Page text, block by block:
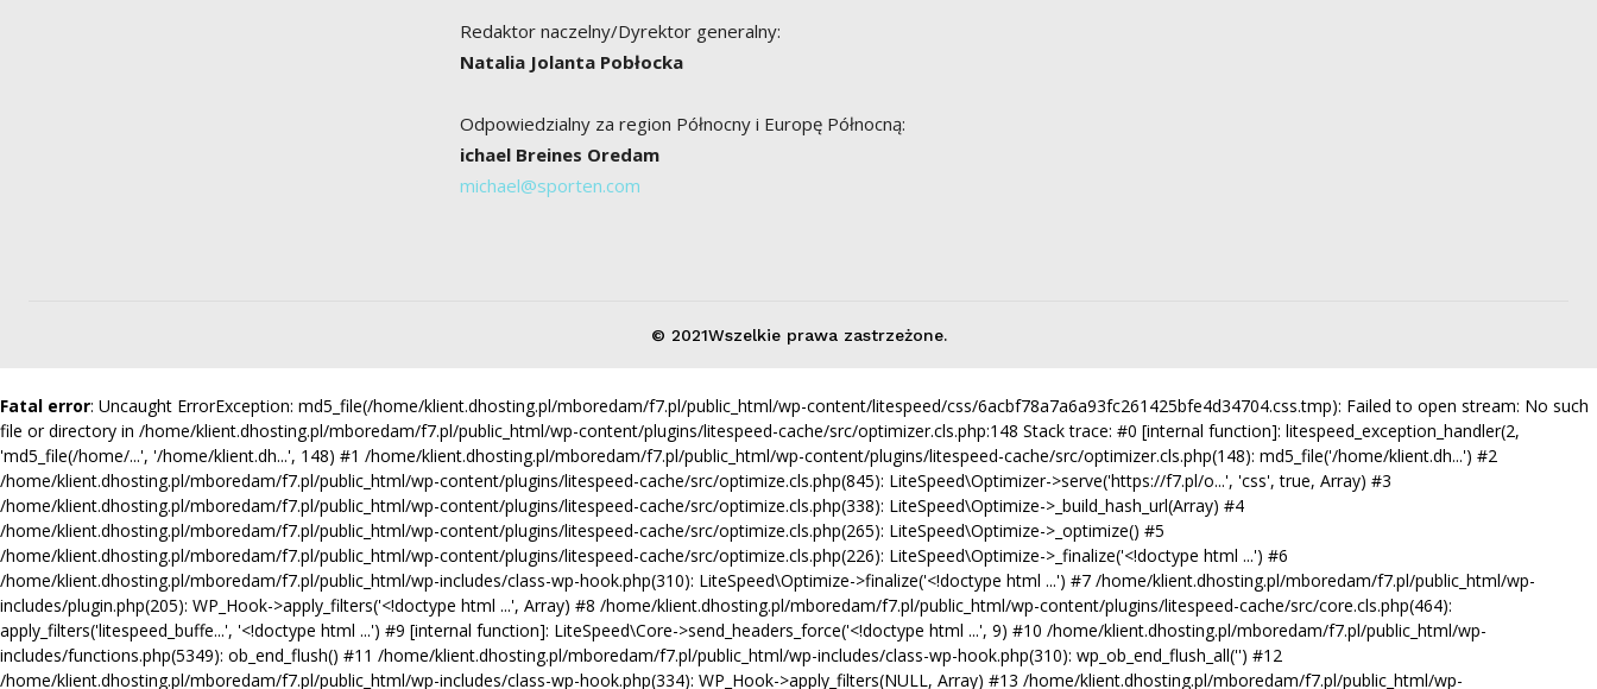
Redaktor naczelny/Dyrektor generalny:
Natalia Jolanta Pobłocka
Odpowiedzialny za region Północny i Europę Północną:
ichael Breines Oredam
michael@sporten.com
© 2021Wszelkie prawa zastrzeżone.
Fatal error: Uncaught ErrorException: md5_file(/home/klient.dhosting.pl/mboredam/f7.pl/public_html/wp-content/litespeed/css/6acbf78a7a6a93fc261425bfe4d34704.css.tmp): Failed to open stream: No such
file or directory in /home/klient.dhosting.pl/mboredam/f7.pl/public_html/wp-content/plugins/litespeed-cache/src/optimizer.cls.php:148 Stack trace: #0 [internal function]: litespeed_exception_handler(2,
'md5_file(/home/...', '/home/klient.dh...', 148) #1 /home/klient.dhosting.pl/mboredam/f7.pl/public_html/wp-content/plugins/litespeed-cache/src/optimizer.cls.php(148): md5_file('/home/klient.dh...') #2
/home/klient.dhosting.pl/mboredam/f7.pl/public_html/wp-content/plugins/litespeed-cache/src/optimize.cls.php(845): LiteSpeed\Optimizer->serve('https://f7.pl/o...', 'css', true, Array) #3
/home/klient.dhosting.pl/mboredam/f7.pl/public_html/wp-content/plugins/litespeed-cache/src/optimize.cls.php(338): LiteSpeed\Optimize->_build_hash_url(Array) #4
/home/klient.dhosting.pl/mboredam/f7.pl/public_html/wp-content/plugins/litespeed-cache/src/optimize.cls.php(265): LiteSpeed\Optimize->_optimize() #5
/home/klient.dhosting.pl/mboredam/f7.pl/public_html/wp-content/plugins/litespeed-cache/src/optimize.cls.php(226): LiteSpeed\Optimize->_finalize('<!doctype html ...') #6
/home/klient.dhosting.pl/mboredam/f7.pl/public_html/wp-includes/class-wp-hook.php(310): LiteSpeed\Optimize->finalize('<!doctype html ...') #7 /home/klient.dhosting.pl/mboredam/f7.pl/public_html/wp-
includes/plugin.php(205): WP_Hook->apply_filters('<!doctype html ...', Array) #8 /home/klient.dhosting.pl/mboredam/f7.pl/public_html/wp-content/plugins/litespeed-cache/src/core.cls.php(464):
apply_filters('litespeed_buffe...', '<!doctype html ...') #9 [internal function]: LiteSpeed\Core->send_headers_force('<!doctype html ...', 9) #10 /home/klient.dhosting.pl/mboredam/f7.pl/public_html/wp-
includes/functions.php(5349): ob_end_flush() #11 /home/klient.dhosting.pl/mboredam/f7.pl/public_html/wp-includes/class-wp-hook.php(310): wp_ob_end_flush_all('') #12
/home/klient.dhosting.pl/mboredam/f7.pl/public_html/wp-includes/class-wp-hook.php(334): WP_Hook->apply_filters(NULL, Array) #13 /home/klient.dhosting.pl/mboredam/f7.pl/public_html/wp-